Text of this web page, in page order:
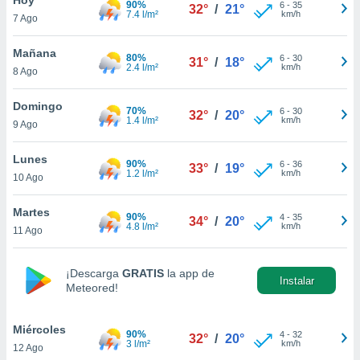
en
más
nuestra
de
aceptar
de
7 Ago
90%
7.4 l/m²
32° / 21° 6- 35
km/h
Mañana
8 Ago
80%
2.4 l/m²
31° / 18° 6- 30
km/h
Domingo
9 Ago
70%
1.4 l/m²
32° / 20° 6- 30
km/h
Lunes
10 Ago
90%
1.2 l/m²
33° / 19° 6- 36
km/h
Martes
11 Ago
90%
4.8 l/m²
34° / 20° 4- 35
km/h
¡Descarga GRATIS la app de
Meteored!
Instalar
Miércoles
12 Ago
90%
3 l/m²
32° / 20° 4- 32
km/h